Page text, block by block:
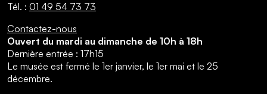
Tél. : 01 49 54 73 73
Contactez-nous
Ouvert du mardi au dimanche de 10h à 18h
Dernière entrée : 17h15
Le musée est fermé le 1er janvier, le 1er mai et le 25
décembre.